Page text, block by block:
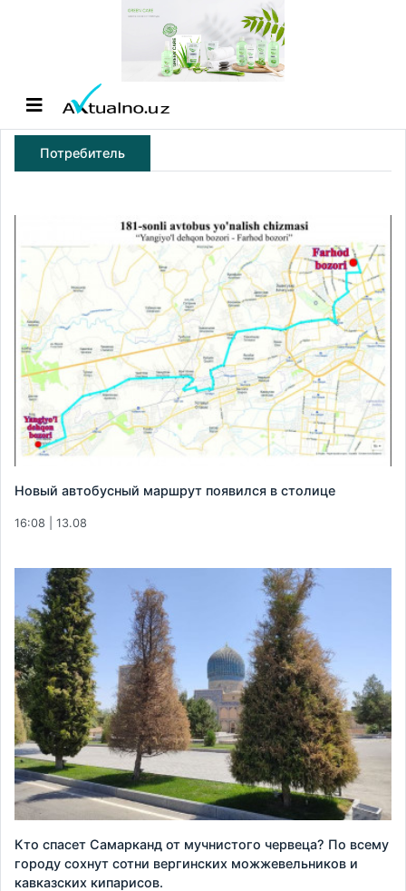
Потребитель
Новый автобусный маршрут появился в столице
16:08 | 13.08
Кто спасет Самарканд от мучнистого червеца? По всему
городу сохнут сотни вергинских можжевельников и
кавказских кипарисов.